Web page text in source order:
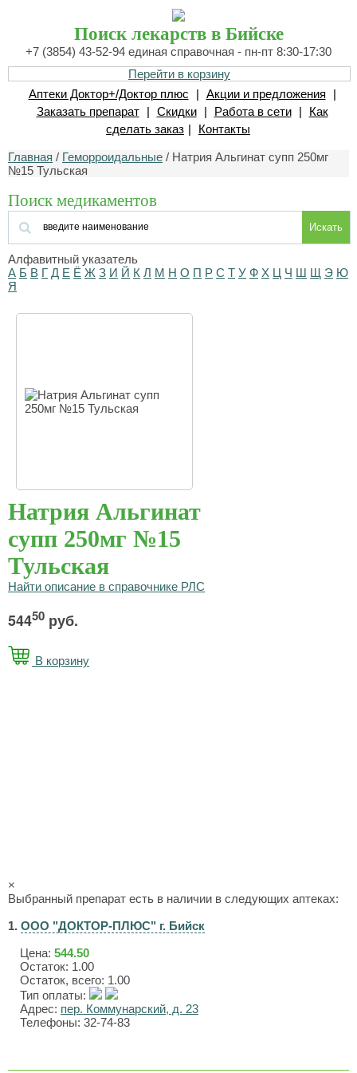
Поиск лекарств в Бийске
+7 (3854) 43-52-94 единая справочная - пн-пт 8:30-17:30
Перейти в корзину
Аптеки Доктор+/Доктор плюс
| Акции и предложения
|
Заказать препарат
| Скидки | Работа в сети |
Как
сделать заказ | Контакты
Главная / Геморроидальные / Натрия Альгинат супп 250мг
№15 Тульская
Поиск медикаментов
Искать
Алфавитный указатель
А Б В Г Д Е Ё Ж З И Й К Л М Н О П Р С Т У Ф Х Ц Ч Ш Щ Э Ю
Я
Натрия Альгинат
супп 250мг №15
Тульская
Найти описание в справочнике РЛС
54450 руб.
В корзину
×
Выбранный препарат есть в наличии в следующих аптеках:
1. ООО "ДОКТОР-ПЛЮС" г. Бийск
Цена: 544.50
Остаток: 1.00
Остаток, всего: 1.00
Тип оплаты:
Адрес: пер. Коммунарский, д. 23
Телефоны: 32-74-83